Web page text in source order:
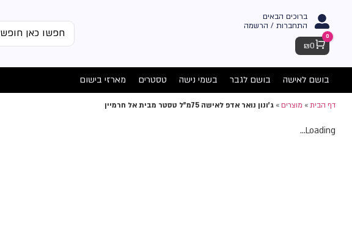
ברוכים הבאים
התחברות / הרשמה
Cart
0
₪0
בושם לאישה בושם לגבר בשמי נישה טסטרים מארזי בישום
דף הבית» מוצרים» ג'ונון נואר אדפ לאישה 75מ"ל טסטר מבית אל חרמיין
Loading...